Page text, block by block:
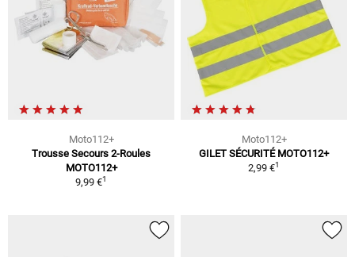
Moto112+
Trousse Secours 2-Roules
MOTO112+
9,99 €1
Moto112+
GILET SÉCURITÉ MOTO112+
2,99 €1